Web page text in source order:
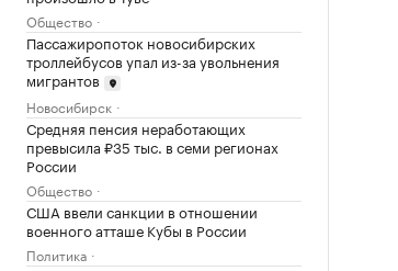
Общество
Пассажиропоток новосибирских
троллейбусов упал из-за увольнения
мигрантов
Новосибирск
Средняя пенсия неработающих
превысила ₽35 тыс. в семи регионах
России
Общество
США ввели санкции в отношении
военного атташе Кубы в России
Политика